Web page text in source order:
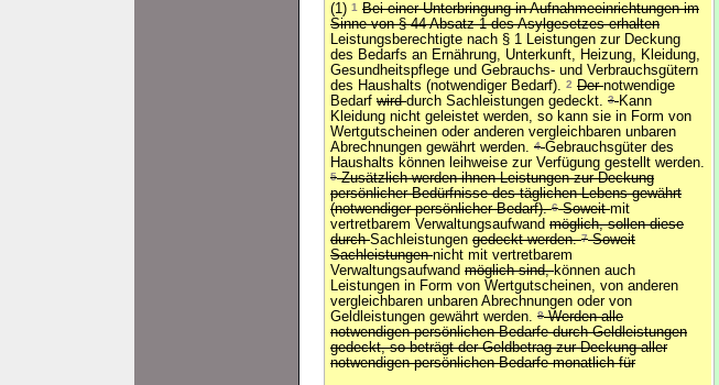
(1) 1 Bei einer Unterbringung in Aufnahmeeinrichtungen im
Sinne von § 44 Absatz 1 des Asylgesetzes erhalten
Leistungsberechtigte nach § 1 Leistungen zur Deckung
des Bedarfs an Ernährung, Unterkunft, Heizung, Kleidung,
Gesundheitspflege und Gebrauchs- und Verbrauchsgütern
des Haushalts (notwendiger Bedarf). 2 Dernotwendige
Bedarf wirddurch Sachleistungen gedeckt. 3 Kann
Kleidung nicht geleistet werden, so kann sie in Form von
Wertgutscheinen oder anderen vergleichbaren unbaren
Abrechnungen gewährt werden. 4 Gebrauchsgüter des
Haushalts können leihweise zur Verfügung gestellt werden.
5Zusätzlich werden ihnen Leistungen zur Deckung
persönlicher Bedürfnisse des täglichen Lebens gewährt
(notwendiger persönlicher Bedarf).6Soweitmit
vertretbarem Verwaltungsaufwand möglich, sollen diese
durchSachleistungen gedeckt werden.7Soweit
Sachleistungennicht mit vertretbarem
Verwaltungsaufwand möglich sind,können auch
Leistungen in Form von Wertgutscheinen, von anderen
vergleichbaren unbaren Abrechnungen oder von
Geldleistungen gewährt werden. 8Werden alle
notwendigen persönlichen Bedarfe durch Geldleistungen
gedeckt, so beträgt der Geldbetrag zur Deckung aller
notwendigen persönlichen Bedarfe monatlich für